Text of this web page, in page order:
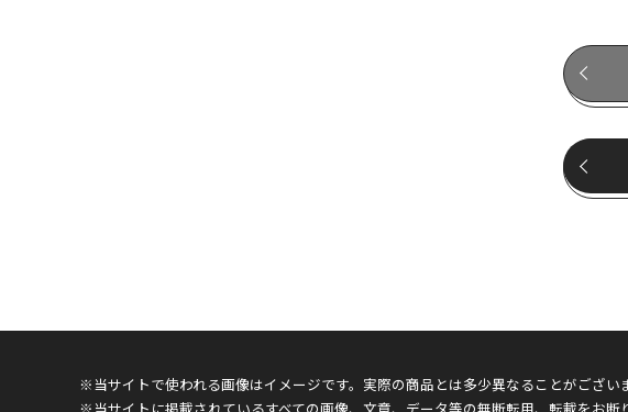
※当サイトで使われる画像はイメージです。実際の商品とは多少異なることがござい